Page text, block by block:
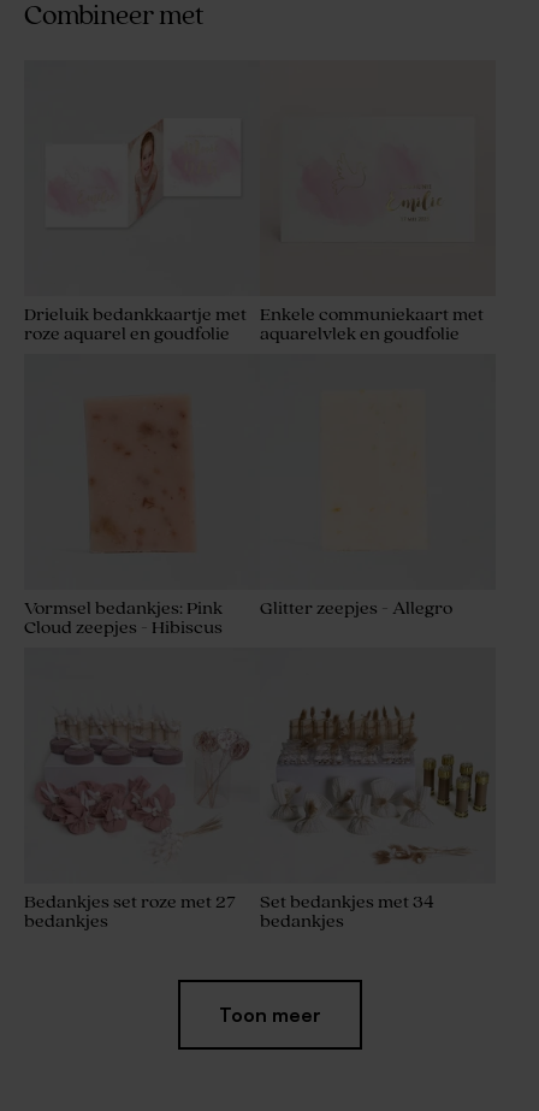
Combineer met
Drieluik bedankkaartje met
roze aquarel en goudfolie
Enkele communiekaart met
aquarelvlek en goudfolie
Vormsel bedankjes: Pink
Cloud zeepjes - Hibiscus
Glitter zeepjes - Allegro
Bedankjes set roze met 27
bedankjes
Set bedankjes met 34
bedankjes
Toon meer